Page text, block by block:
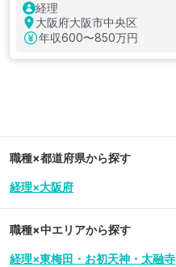
経理
大阪府大阪市中央区
年収600〜850万円
職種×都道府県から探す
経理×大阪府
職種×中エリアから探す
経理×東梅田・お初天神・太融寺